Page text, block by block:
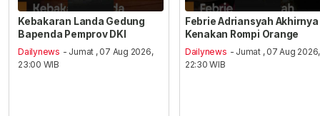
Kebakaran Landa Gedung
Bapenda Pemprov DKI
Dailynews - Jumat , 07 Aug 2026,
23:00 WIB
Febrie Adriansyah Akhirnya
Kenakan Rompi Orange
Dailynews - Jumat , 07 Aug 2026,
22:30 WIB